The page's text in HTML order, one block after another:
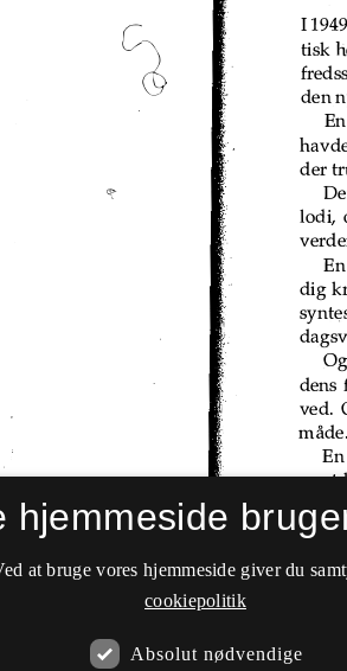
hjemmeside
at bruge vores hjemmeside giver du
cookiepolitik
Absolut nødvendige